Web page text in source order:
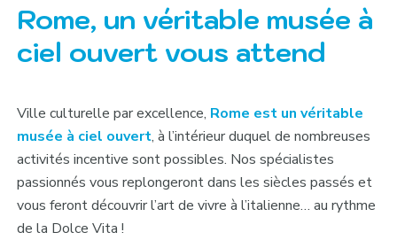
Rome, un véritable musée à
ciel ouvert vous attend
Ville culturelle par excellence, Rome est un véritable
musée à ciel ouvert, à l’intérieur duquel de nombreuses
activités incentive sont possibles. Nos spécialistes
passionnés vous replongeront dans les siècles passés et
vous feront découvrir l’art de vivre à l’italienne… au rythme
de la Dolce Vita !